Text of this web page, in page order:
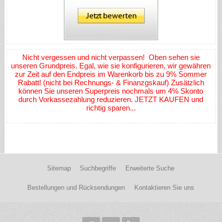
Nicht vergessen und nicht verpassen! Oben sehen sie
unseren Grundpreis. Egal, wie sie konfigurieren, wir gewähren
zur Zeit auf den Endpreis im Warenkorb bis zu 9% Sommer
Rabatt! (nicht bei Rechnungs- & Finanzgskauf) Zusätzlich
können Sie unseren Superpreis nochmals um 4% Skonto
durch Vorkassezahlung reduzieren. JETZT KAUFEN und
richtig sparen...
Sitemap Suchbegriffe Erweiterte Suche
Bestellungen und Rücksendungen Kontaktieren Sie uns